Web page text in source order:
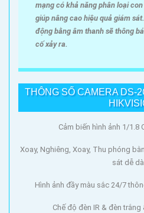
mạng có khả năng phân loại
giúp nâng cao hiệu quả giám
động bằng âm thanh sẽ thông
cố xảy ra.
THÔNG SỐ CAMERA DS-
Cảm biến hình ảnh 1/1.8
Xoay, Nghiêng, Xoay, Thu phóng
sát dễ
Hình ảnh đầy màu sắc 24/7
Chế độ đèn IR & đèn